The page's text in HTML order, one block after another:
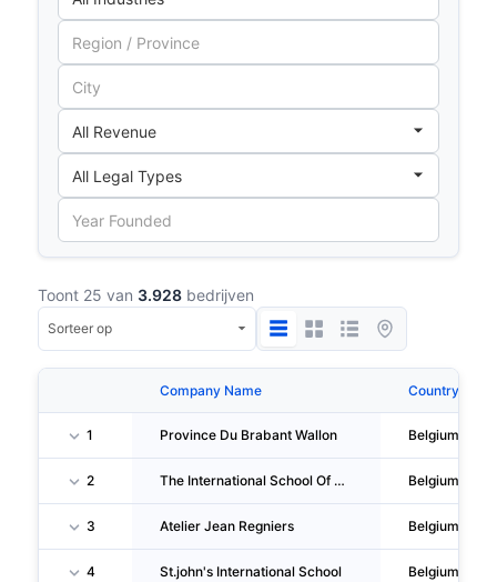
Toont 25 van 3.928 bedrijven
Company Name Country
1 Province Du Brabant Wallon Belgium
2 The International School Of Brussels Belgium
3 Atelier Jean Regniers Belgium
4 St.john's International School Belgium